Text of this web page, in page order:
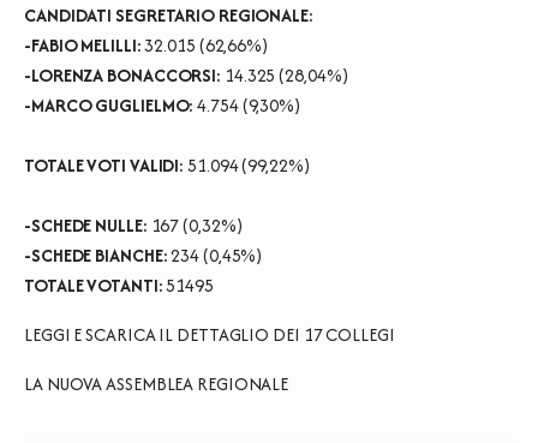
CANDIDATI SEGRETARIO REGIONALE:
-FABIO MELILLI:32.015 (62,66%)
-LORENZA BONACCORSI: 14.325 (28,04%)
-MARCO GUGLIELMO:4.754 (9,30%)
TOTALE VOTI VALIDI:51.094 (99,22%)
-SCHEDE NULLE: 167 (0,32%)
-SCHEDE BIANCHE:234 (0,45%)
TOTALE VOTANTI:51495
LEGGI E SCARICA IL DETTAGLIO DEI 17 COLLEGI
LA NUOVA ASSEMBLEA REGIONALE